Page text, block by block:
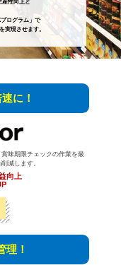
産性向上と
ログラム」で
実現させます。
に！
味期限チェックの作業を最
減します。
向上
理！